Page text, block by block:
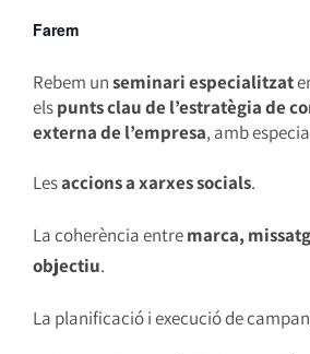
Farem
Rebem unseminari especialitzat
elspunts clau de l’estratègia de
externa de l’empresa, amb
Lesaccions a xarxes socials.
La coherència entremarca,
objectiu.
La planificació i execució de